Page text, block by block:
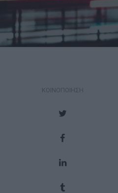
ΚΟΙΝΟΠΟΊΗΣΗ